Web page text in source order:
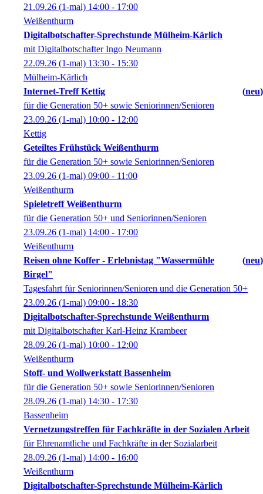
21.09.26 (1-mal) 14:00 - 17:00
Weißenthurm
Digitalbotschafter-Sprechstunde Mülheim-Kärlich
mit Digitalbotschafter Ingo Neumann
22.09.26 (1-mal) 13:30 - 15:30
Mülheim-Kärlich
Internet-Treff Kettig
neu
für die Generation 50+ sowie Seniorinnen/Senioren
23.09.26 (1-mal) 10:00 - 12:00
Kettig
Geteiltes Frühstück Weißenthurm
für die Generation 50+ sowie Seniorinnen/Senioren
23.09.26 (1-mal) 09:00 - 11:00
Weißenthurm
Spieletreff Weißenthurm
für die Generation 50+ und Seniorinnen/Senioren
23.09.26 (1-mal) 14:00 - 17:00
Weißenthurm
Reisen ohne Koffer - Erlebnistag "Wassermühle
Birgel"
neu
Tagesfahrt für Seniorinnen/Senioren und die Generation 50+
23.09.26 (1-mal) 09:00 - 18:30
Digitalbotschafter-Sprechstunde Weißenthurm
mit Digitalbotschafter Karl-Heinz Krambeer
28.09.26 (1-mal) 10:00 - 12:00
Weißenthurm
Stoff- und Wollwerkstatt Bassenheim
für die Generation 50+ sowie Seniorinnen/Senioren
28.09.26 (1-mal) 14:30 - 17:30
Bassenheim
Vernetzungstreffen für Fachkräfte in der Sozialen Arbeit
für Ehrenamtliche und Fachkräfte in der Sozialarbeit
28.09.26 (1-mal) 14:00 - 16:00
Weißenthurm
Digitalbotschafter-Sprechstunde Mülheim-Kärlich